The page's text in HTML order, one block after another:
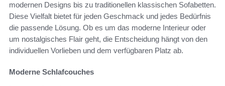
modernen Designs bis zu traditionellen klassischen Sofabetten.
Diese Vielfalt bietet für jeden Geschmack und jedes Bedürfnis
die passende Lösung. Ob es um das moderne Interieur oder
um nostalgisches Flair geht, die Entscheidung hängt von den
individuellen Vorlieben und dem verfügbaren Platz ab.
Moderne Schlafcouches